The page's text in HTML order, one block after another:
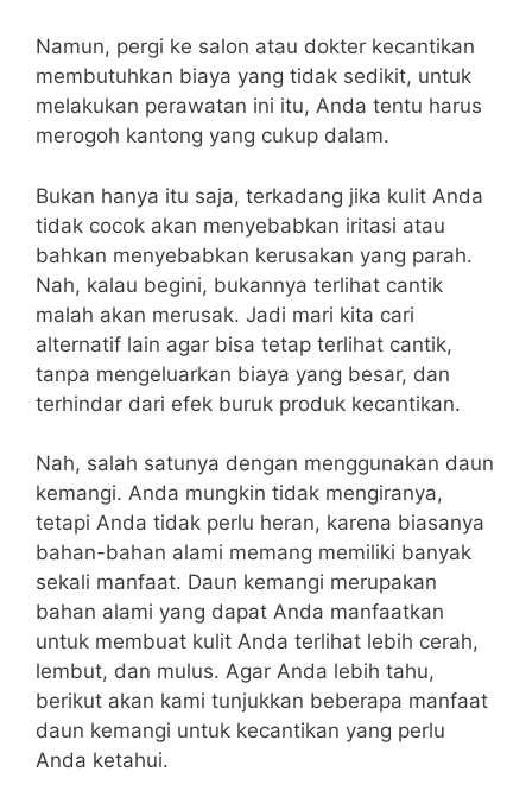
Namun, pergi ke salon atau dokter kecantikan
membutuhkan biaya yang tidak sedikit, untuk
melakukan perawatan ini itu, Anda tentu harus
merogoh kantong yang cukup dalam.
Bukan hanya itu saja, terkadang jika kulit Anda
tidak cocok akan menyebabkan iritasi atau
bahkan menyebabkan kerusakan yang parah.
Nah, kalau begini, bukannya terlihat cantik
malah akan merusak. Jadi mari kita cari
alternatif lain agar bisa tetap terlihat cantik,
tanpa mengeluarkan biaya yang besar, dan
terhindar dari efek buruk produk kecantikan.
Nah, salah satunya dengan menggunakan daun
kemangi. Anda mungkin tidak mengiranya,
tetapi Anda tidak perlu heran, karena biasanya
bahan-bahan alami memang memiliki banyak
sekali manfaat. Daun kemangi merupakan
bahan alami yang dapat Anda manfaatkan
untuk membuat kulit Anda terlihat lebih cerah,
lembut, dan mulus. Agar Anda lebih tahu,
berikut akan kami tunjukkan beberapa manfaat
daun kemangi untuk kecantikan yang perlu
Anda ketahui.